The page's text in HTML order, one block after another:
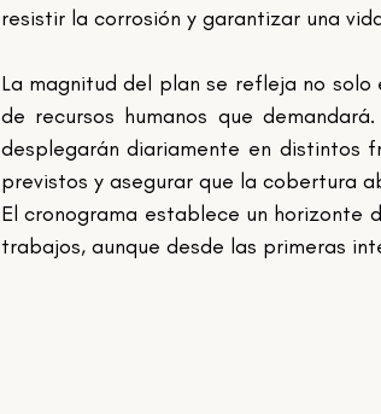
resistir la corrosión y garantizar una
La magnitud del plan se refleja no
de recursos humanos que
desplegarán diariamente en distintos
previstos y asegurar que la cobertura
El cronograma establece un horizonte
trabajos, aunque desde las primeras